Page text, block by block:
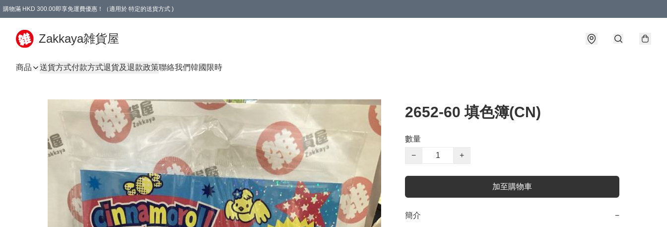
購物滿 HKD 300.00即享免運費優惠！（適用於 特定的送貨方式 )
Zakkaya雑貨屋
商品 送貨方式付款方式退貨及退款政策聯絡我們韓國限時
2652-60 填色簿(CN)
數量
−
+
加至購物車
簡介 −